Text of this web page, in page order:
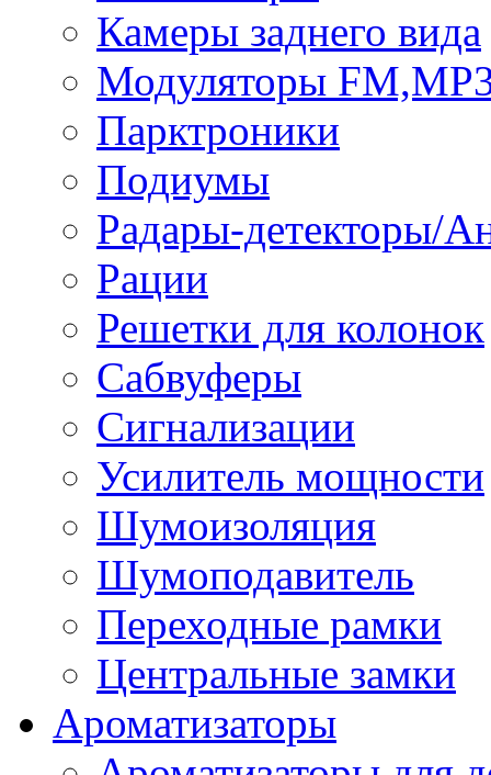
Камеры заднего вида
Модуляторы
Парктроники
Подиумы
Радары-детекторы/
Рации
Решетки для колонок
Сабвуферы
Сигнализации
Усилитель мощности
Шумоизоляция
Шумоподавитель
Переходные рамки
Центральные замки
Ароматизаторы